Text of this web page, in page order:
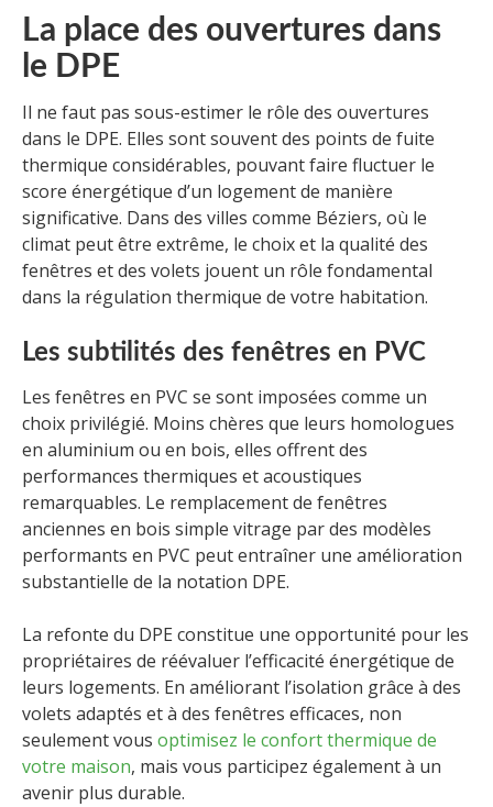
La place des ouvertures dans
le DPE
Il ne faut pas sous-estimer le rôle des ouvertures
dans le DPE. Elles sont souvent des points de fuite
thermique considérables, pouvant faire fluctuer le
score énergétique d’un logement de manière
significative. Dans des villes comme Béziers, où le
climat peut être extrême, le choix et la qualité des
fenêtres et des volets jouent un rôle fondamental
dans la régulation thermique de votre habitation.
Les subtilités des fenêtres en PVC
Les fenêtres en PVC se sont imposées comme un
choix privilégié. Moins chères que leurs homologues
en aluminium ou en bois, elles offrent des
performances thermiques et acoustiques
remarquables. Le remplacement de fenêtres
anciennes en bois simple vitrage par des modèles
performants en PVC peut entraîner une amélioration
substantielle de la notation DPE.
La refonte du DPE constitue une opportunité pour les
propriétaires de réévaluer l’efficacité énergétique de
leurs logements. En améliorant l’isolation grâce à des
volets adaptés et à des fenêtres efficaces, non
seulement vous optimisez le confort thermique de
votre maison, mais vous participez également à un
avenir plus durable.